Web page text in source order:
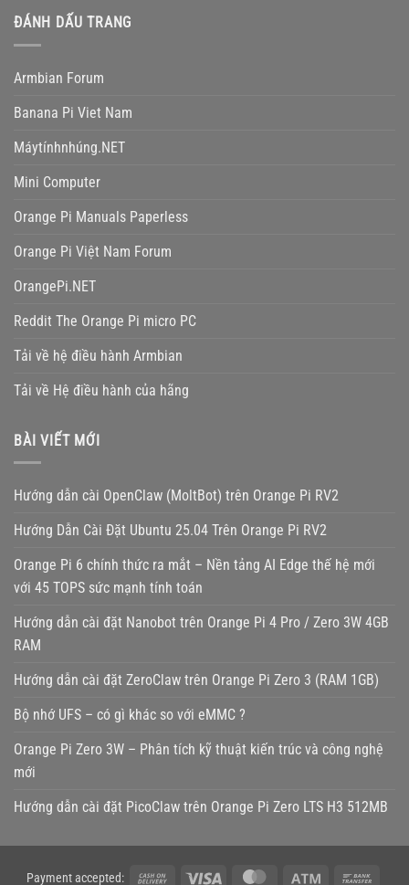
ĐÁNH DẤU TRANG
Armbian Forum
Banana Pi Viet Nam
Máytínhnhúng.NET
Mini Computer
Orange Pi Manuals Paperless
Orange Pi Việt Nam Forum
OrangePi.NET
Reddit The Orange Pi micro PC
Tải về hệ điều hành Armbian
Tải về Hệ điều hành của hãng
BÀI VIẾT MỚI
Hướng dẫn cài OpenClaw (MoltBot) trên Orange Pi RV2
Hướng Dẫn Cài Đặt Ubuntu 25.04 Trên Orange Pi RV2
Orange Pi 6 chính thức ra mắt – Nền tảng AI Edge thế hệ mới
với 45 TOPS sức mạnh tính toán
Hướng dẫn cài đặt Nanobot trên Orange Pi 4 Pro / Zero 3W 4GB
RAM
Hướng dẫn cài đặt ZeroClaw trên Orange Pi Zero 3 (RAM 1GB)
Bộ nhớ UFS – có gì khác so với eMMC ?
Orange Pi Zero 3W – Phân tích kỹ thuật kiến trúc và công nghệ
mới
Hướng dẫn cài đặt PicoClaw trên Orange Pi Zero LTS H3 512MB
Payment accepted: Cash MasterCard Atm